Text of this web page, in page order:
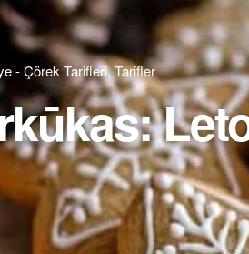
- Çörek Tarifleri,Tarifler